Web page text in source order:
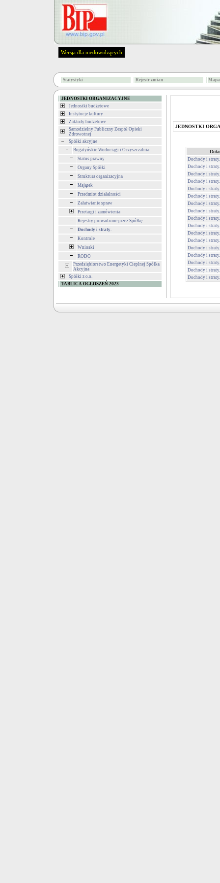
Wersja dla niedowidzących
Statystyki Rejestr zmian
JEDNOSTKI ORGANIZACYJNE
Jednostki budżetowe
Instytucje kultury
Zakłady budżetowe
Samodzielny Publiczny Zespół Opieki
Zdrowotnej
Spółki akcyjne
Bogatyńskie Wodociągi i Oczyszczalnia
Status prawny
Organy Spółki
Struktura organizacyjna
Majątek
Przedmiot działalności
Załatwianie spraw
Przetargi i zamówienia
Rejestry prowadzone przez Spółkę
Dochody i straty.
Kontrole
Wnioski
RODO
Przedsiębiorstwo Energetyki Cieplnej Spółka
Akcyjna
Spółki z o.o.
TABLICA OGŁOSZEŃ 2023
JEDNOSTKI
Dochody i straty.
Dochody i straty.
Dochody i straty.
Dochody i straty.
Dochody i straty.
Dochody i straty.
Dochody i straty.
Dochody i straty.
Dochody i straty.
Dochody i straty.
Dochody i straty.
Dochody i straty.
Dochody i straty.
Dochody i straty.
Dochody i straty.
Dochody i straty.
Dochody i straty.